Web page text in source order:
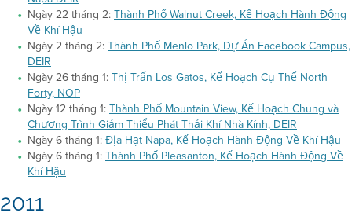
Ngày 22 tháng 2:Thành Phố Walnut Creek, Kế Hoạch Hành Động
Về Khí Hậu
Ngày 2 tháng 2:Thành Phố Menlo Park, Dự Án Facebook Campus,
DEIR
Ngày 26 tháng 1:Thị Trấn Los Gatos, Kế Hoạch Cụ Thể North
Forty, NOP
Ngày 12 tháng 1:Thành Phố Mountain View, Kế Hoạch Chung và
Chương Trình Giảm Thiểu Phát Thải Khí Nhà Kính, DEIR
Ngày 6 tháng 1:Địa Hạt Napa, Kế Hoạch Hành Động Về Khí Hậu
Ngày 6 tháng 1:Thành Phố Pleasanton, Kế Hoạch Hành Động Về
Khí Hậu
2011